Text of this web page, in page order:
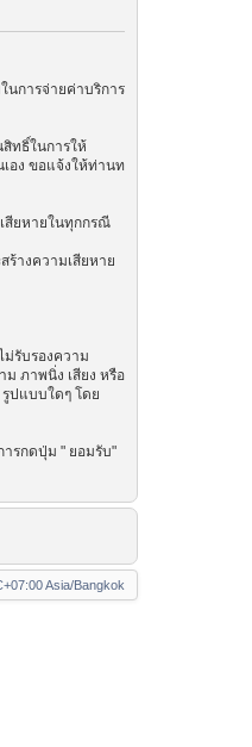
นการจ่ายค่าบริการ
ทธิ์ในการให้
อง ขอแจ้งให้ท่านท
สียหายในทุกกรณี
ร้างความเสียหาย
ม่รับรองความ
ภาพนิ่ง เสียง หรือ
ปแบบใดๆ โดย
ารกดปุ่ม " ยอมรับ"
Asia/Bangkok